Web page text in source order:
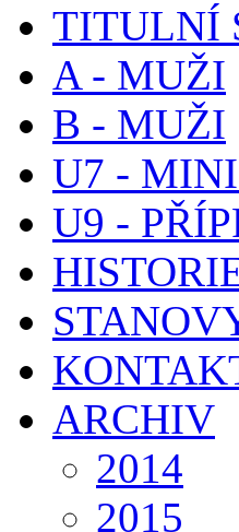
TITULNÍ
A - MUŽI
B - MUŽI
U7 -
U9 -
ARCHIV
2014
2015